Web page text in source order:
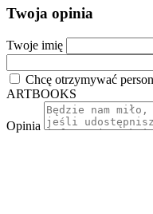
Twoja opinia
Twoje imię
Chcę otrzymywać
ARTBOOKS
Opinia